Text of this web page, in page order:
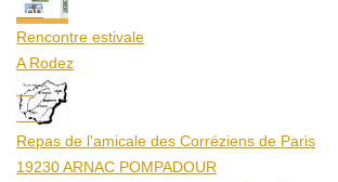
Aoû
Rencontre estivale
A Rodez
23
Aoû
Repas de l'amicale des Corréziens de Paris
19230 ARNAC POMPADOUR